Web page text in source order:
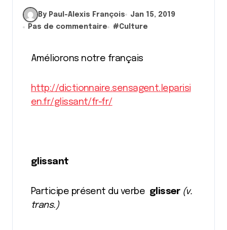
By Paul-Alexis François
Jan 15, 2019
Pas de commentaire
#Culture
Améliorons notre français
http://dictionnaire.sensagent.leparisi
en.fr/glissant/fr-fr/
glissant
Participe présent du verbe glisser (v.
trans.)